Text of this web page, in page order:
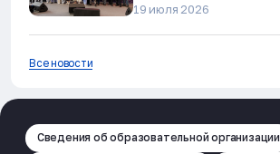
19 июля 2026
Все новости
Сведения об образовательной организации